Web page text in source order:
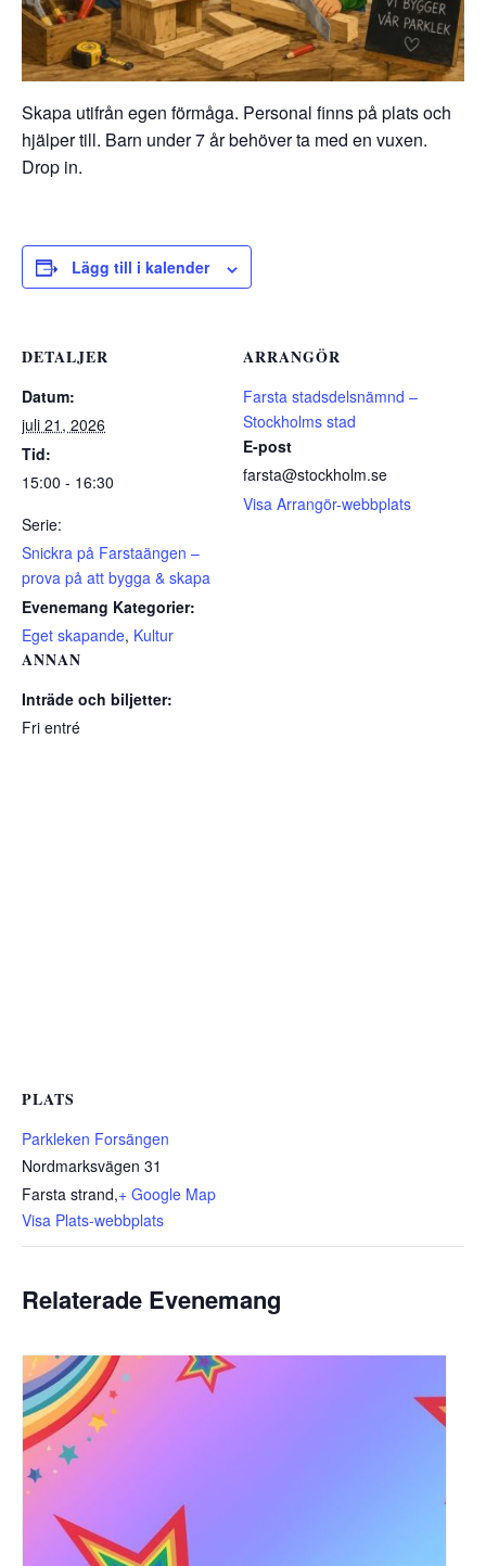
Skapa utifrån egen förmåga. Personal finns på plats och
hjälper till. Barn under 7 år behöver ta med en vuxen.
Drop in.
Lägg till i kalender
DETALJER
Datum:
juli 21, 2026
Tid:
15:00 - 16:30
Serie:
Snickra på Farstaängen –
prova på att bygga & skapa
Evenemang Kategorier:
Eget skapande, Kultur
ARRANGÖR
Farsta stadsdelsnämnd –
Stockholms stad
E-post
farsta@stockholm.se
Visa Arrangör-webbplats
ANNAN
Inträde och biljetter:
Fri entré
PLATS
Parkleken Forsängen
Nordmarksvägen 31
Farsta strand,+ Google Map
Visa Plats-webbplats
Relaterade Evenemang